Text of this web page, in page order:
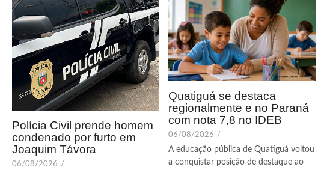
Polícia Civil prende homem
condenado por furto em
Joaquim Távora
06/08/2026 /
Quatiguá se destaca
regionalmente e no Paraná
com nota 7,8 no IDEB
06/08/2026 /
A educação pública de Quatiguá voltou
a conquistar posição de destaque ao